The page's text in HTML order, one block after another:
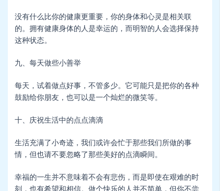
没有什么比你的健康更重要，你的身体和心灵是相关联
的。拥有健康身体的人是幸运的，而明智的人会选择保持
这种状态。
九、每天做些小善举
每天，试着做点好事，不管多少。它可能只是把你的各种
鼓励给你朋友，也可以是一个灿烂的微笑等。
十、庆祝生活中的点点滴滴
生活充满了小奇迹，我们或许会忙于那些我们所做的事
情，但也请不要忽略了那些美好的点滴瞬间。
幸福的一生并不意味着不会有悲伤，而是即使在艰难的时
刻，也有希望和相信。做个快乐的人并不简单，但你不尝